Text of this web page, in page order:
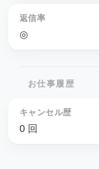
返信率
◎
お仕事履歴
キャンセル歴
0 回